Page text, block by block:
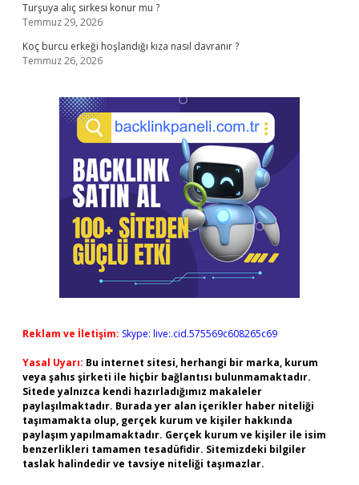
Turşuya alıç sirkesi konur mu ?
Temmuz 29, 2026
Koç burcu erkeği hoşlandığı kıza nasıl davranır ?
Temmuz 26, 2026
Reklam ve İletişim: Skype: live:.cid.575569c608265c69
Yasal Uyarı: Bu internet sitesi, herhangi bir marka, kurum
veya şahıs şirketi ile hiçbir bağlantısı bulunmamaktadır.
Sitede yalnızca kendi hazırladığımız makaleler
paylaşılmaktadır. Burada yer alan içerikler haber niteliği
taşımamakta olup, gerçek kurum ve kişiler hakkında
paylaşım yapılmamaktadır. Gerçek kurum ve kişiler ile isim
benzerlikleri tamamen tesadüfidir. Sitemizdeki bilgiler
taslak halindedir ve tavsiye niteliği taşımazlar.